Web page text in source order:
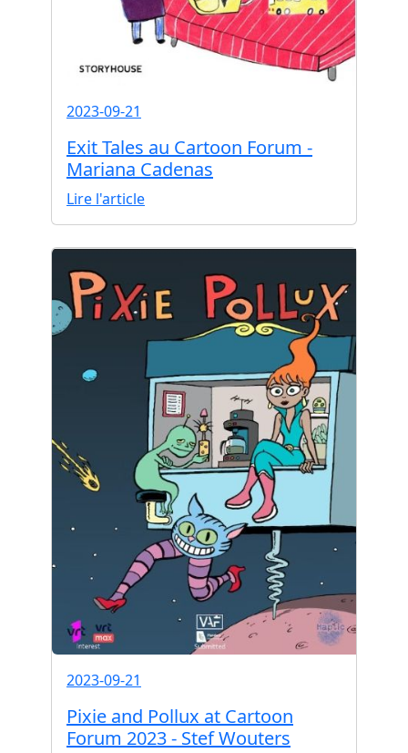
2023-09-21
Exit Tales au Cartoon Forum -
Mariana Cadenas
Lire l'article
2023-09-21
Pixie and Pollux at Cartoon
Forum 2023 - Stef Wouters